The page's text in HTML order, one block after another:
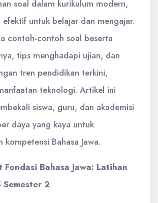
soal dalam kurikulum modern,
untuk belajar dan mengajar.
contoh-contoh soal beserta
tips menghadapi ujian, dan
tren pendidikan terkini,
teknologi. Artikel ini
siswa, guru, dan akademisi
daya yang kaya untuk
kompetensi Bahasa Jawa.
Bahasa Jawa: Latihan
Semester 2